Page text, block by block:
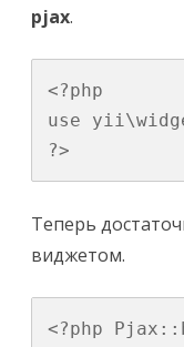
pjax.
<?php
use
?>
Теперь
виджетом.
<?php